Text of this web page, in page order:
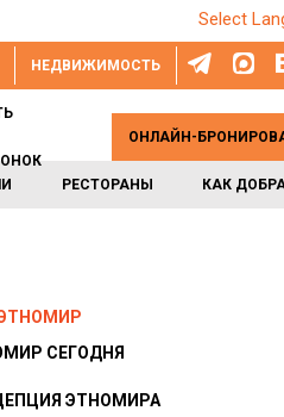
Select
НЕДВИЖИМОСТЬ
РЕСТОРАНЫ КАК
ОНЛАЙН-
СЕГОДНЯ
ЭТНОМИРА